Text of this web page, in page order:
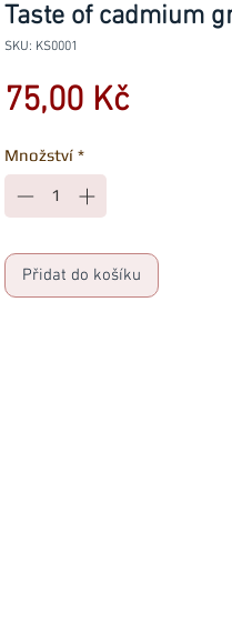
Taste of cadmium
SKU: KS0001
75,00 KčCena
Množství *
Přidat do košíku